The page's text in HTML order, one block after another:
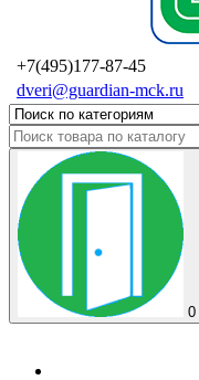
+7(495)177-87-45
dveri@guardian-mck.ru
0